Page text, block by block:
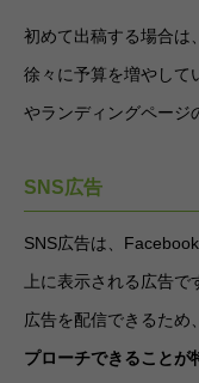
初めて出稿する場合は
徐々に予算を増やして
やランディングページ
SNS広告
SNS広告は、
上に表示される広告
広告を配信できるため、
プローチできることが